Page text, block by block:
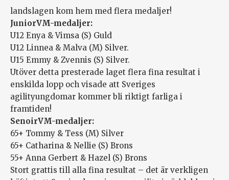
landslagen kom hem med flera medaljer!
JuniorVM-medaljer:
U12 Enya & Vimsa (S) Guld
U12 Linnea & Malva (M) Silver.
U15 Emmy & Zvennis (S) Silver.
Utöver detta presterade laget flera fina resultat i
enskilda lopp och visade att Sveriges
agilityungdomar kommer bli riktigt farliga i
framtiden!
SenoirVM-medaljer:
65+ Tommy & Tess (M) Silver
65+ Catharina & Nellie (S) Brons
55+ Anna Gerbert & Hazel (S) Brons
Stort grattis till alla fina resultat – det är verkligen